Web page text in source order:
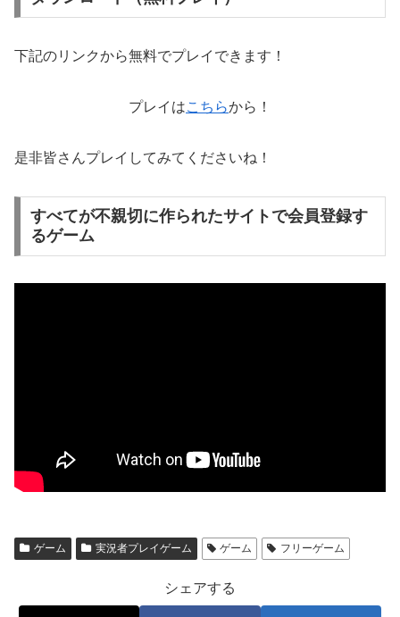
下記のリンクから無料でプレイできます！
プレイはこちらから！
是非皆さんプレイしてみてくださいね！
すべてが不親切に作られたサイトで会員登録す
るゲーム
ゲーム 実況者プレイゲーム ゲーム フリーゲーム
シェアする